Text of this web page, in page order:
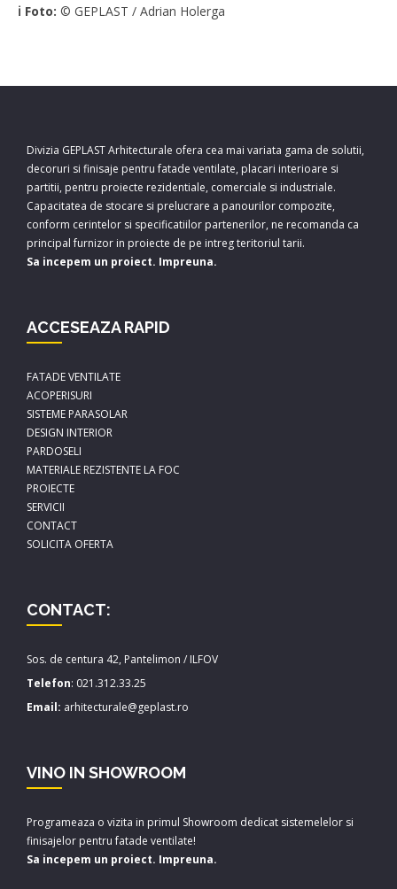
ℹ️ Foto: © GEPLAST / Adrian Holerga
Divizia GEPLAST Arhitecturale ofera cea mai variata gama de solutii,
decoruri si finisaje pentru fatade ventilate, placari interioare si
partitii, pentru proiecte rezidentiale, comerciale si industriale.
Capacitatea de stocare si prelucrare a panourilor compozite,
conform cerintelor si specificatiilor partenerilor, ne recomanda ca
principal furnizor in proiecte de pe intreg teritoriul tarii.
Sa incepem un proiect. Impreuna.
ACCESEAZA RAPID
FATADE VENTILATE
ACOPERISURI
SISTEME PARASOLAR
DESIGN INTERIOR
PARDOSELI
MATERIALE REZISTENTE LA FOC
PROIECTE
SERVICII
CONTACT
SOLICITA OFERTA
CONTACT:
Sos. de centura 42, Pantelimon / ILFOV
Telefon: 021.312.33.25
Email: arhitecturale@geplast.ro
VINO IN SHOWROOM
Programeaza o vizita in primul Showroom dedicat sistemelelor si
finisajelor pentru fatade ventilate!
Sa incepem un proiect. Impreuna.